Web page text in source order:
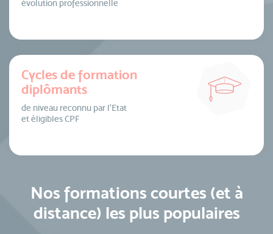
évolution professionnelle
Cycles de formation
diplômants
de niveau reconnu par l’Etat
et éligibles CPF
Nos formations courtes (et à
distance) les plus populaires